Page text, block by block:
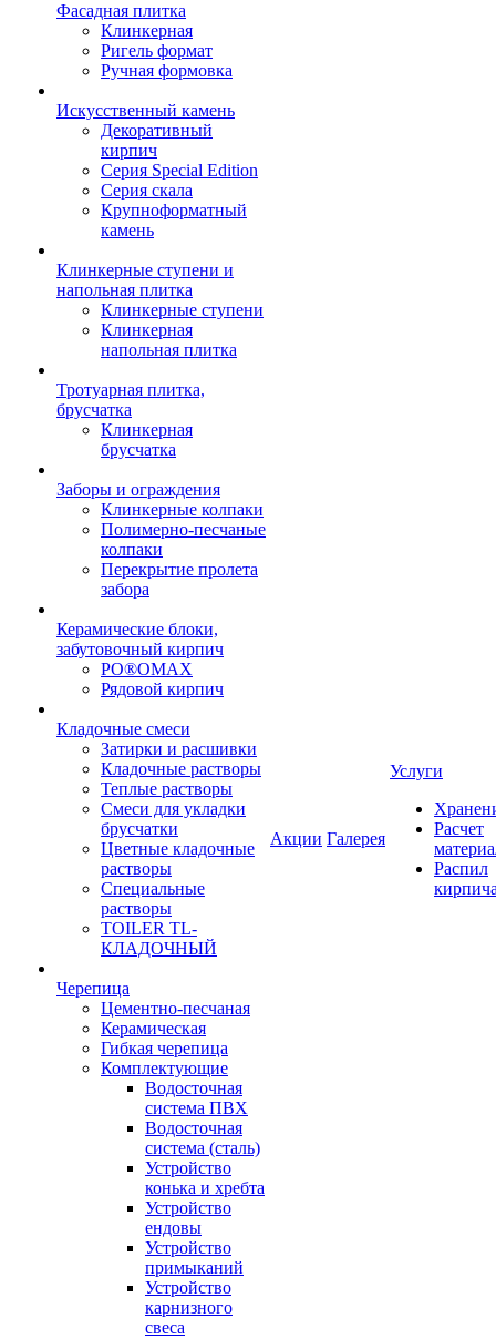
Фасадная плитка
Клинкерная
Ригель формат
Ручная формовка
Искусственный камень
Декоративный
кирпич
Серия Special Edition
Серия скала
Крупноформатный
камень
Клинкерные ступени и
напольная плитка
Клинкерные ступени
Клинкерная
напольная плитка
Тротуарная плитка,
брусчатка
Клинкерная
брусчатка
Заборы и ограждения
Клинкерные колпаки
Полимерно-песчаные
колпаки
Перекрытие пролета
забора
Керамические блоки,
забутовочный кирпич
PO®OMAX
Рядовой кирпич
Кладочные смеси
Затирки и расшивки
Кладочные растворы
Теплые растворы
Смеси для укладки
брусчатки
Цветные кладочные
растворы
Специальные
растворы
TOILER TL-
КЛАДОЧНЫЙ
Черепица
Цементно-песчаная
Керамическая
Гибкая черепица
Комплектующие
Водосточная
система ПВХ
Водосточная
система (сталь)
Устройство
конька и хребта
Устройство
ендовы
Устройство
примыканий
Устройство
карнизного
свеса
Акции Галерея
Услуги
Расчет
Распил